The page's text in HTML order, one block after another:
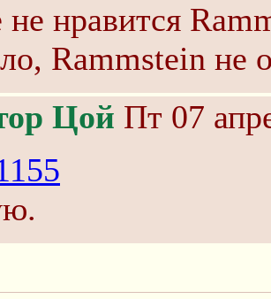
нравится
Rammstein не
Цой Пт 07